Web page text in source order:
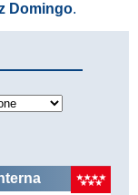
Domingo.